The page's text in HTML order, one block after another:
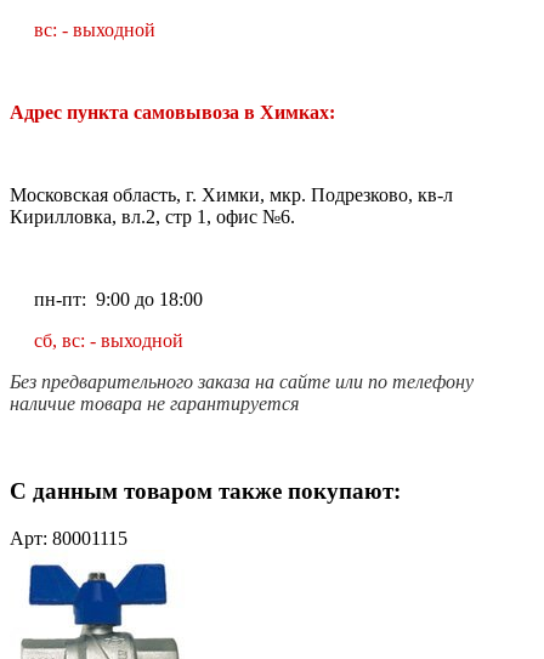
вс: - выходной
Адрес пункта самовывоза в Химках:
Московская область, г. Химки, мкр. Подрезково, кв-л
Кирилловка, вл.2, стр 1, офис №6.
пн-пт: 9:00 до 18:00
сб, вс: - выходной
Без предварительного заказа на сайте или по телефону
наличие товара не гарантируется
С данным товаром также покупают:
Арт: 80001115